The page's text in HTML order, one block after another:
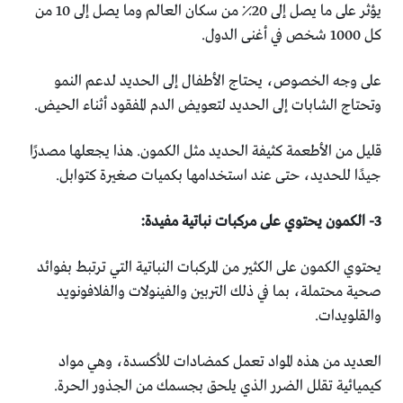
‏يؤثر على ما يصل إلى 20٪ من سكان العالم وما يصل إلى 10 من
‏كل 1000 شخص في أغنى الدول.‏
على وجه الخصوص، يحتاج الأطفال إلى الحديد لدعم النمو
‏وتحتاج الشابات إلى الحديد لتعويض الدم المفقود أثناء الحيض.‏
قليل من الأطعمة كثيفة الحديد مثل الكمون. هذا يجعلها مصدرًا
‏جيدًا للحديد، حتى عند استخدامها بكميات صغيرة كتوابل‎.‎
يحتوي الكمون على الكثير من المركبات النباتية التي ترتبط بفوائد
‏صحية محتملة، بما في ذلك التربين والفينولات والفلافونويد
‏والقلويدات.‏
العديد من هذه المواد تعمل كمضادات للأكسدة، وهي مواد
‏كيميائية تقلل الضرر الذي يلحق بجسمك من الجذور الحرة.‏